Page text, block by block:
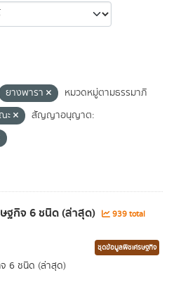
ยางพารา
หมวดหมู่ตามธรรมาภิ
ะ
สัญญาอนุญาต:
กิจ 6 ชนิด (ล่าสุด)
939 total
ชุดข้อมูลพืชเศรษฐกิจ
6 ชนิด (ล่าสุด)